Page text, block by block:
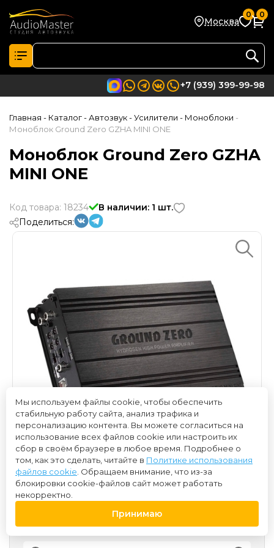
Москва
0 0
+7 (939) 399-99-98
Главная - Каталог- Автозвук- Усилители - Моноблоки -
Моноблок Ground Zero GZHA MINI ONE
Моноблок Ground Zero GZHA
MINI ONE
Код товара: 18234
В наличии: 1 шт.
Поделиться:
40 000 ₽
Мы используем файлы cookie, чтобы обеспечить
стабильную работу сайта, анализ трафика и
персонализацию контента. Вы можете согласиться на
использование всех файлов cookie или настроить их
сбор в своём браузере в любое время. Подробнее о
том, как это сделать, читайте в Политике использования
файлов cookie . Обращаем внимание, что из-за
блокировки cookie-файлов сайт может работать
некорректно.
Принимаю